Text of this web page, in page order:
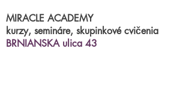
MIRACLE ACADEMY
kurzy, semináre, skupinkové cvičenia
BRNIANSKA ulica 43